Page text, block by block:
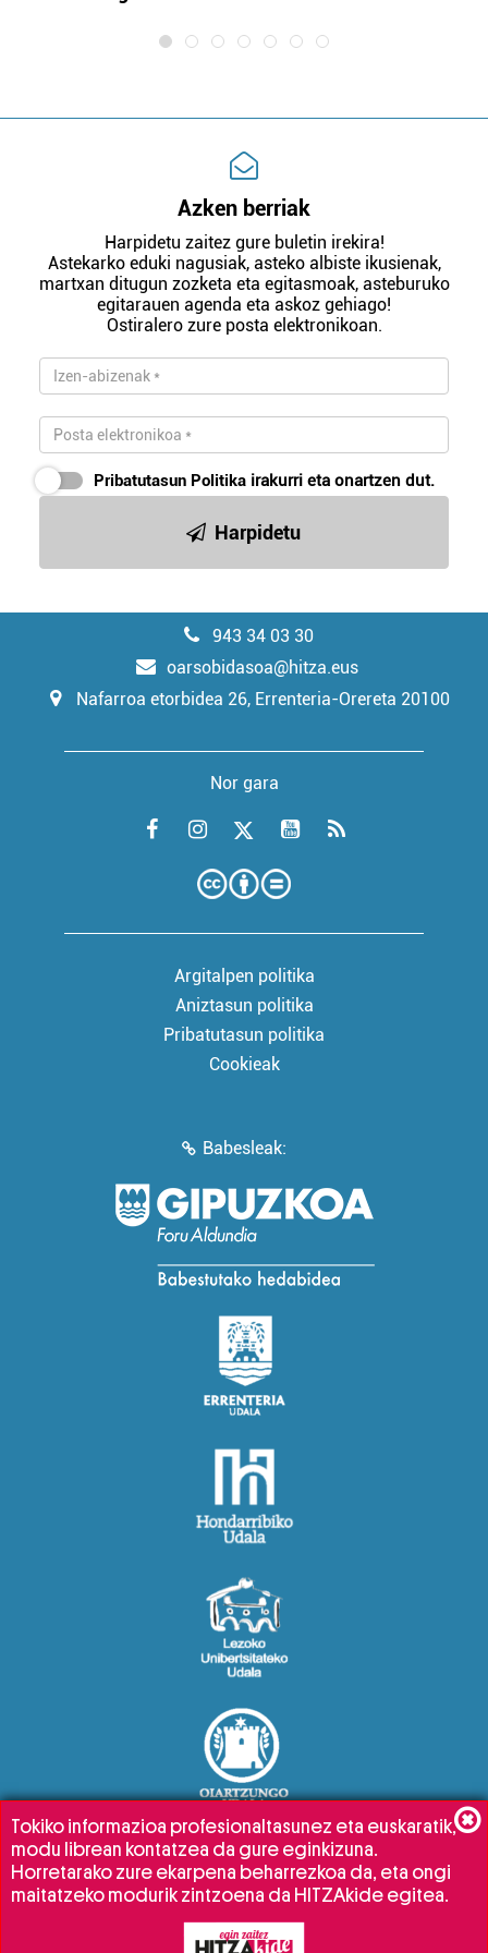
Azken berriak
Harpidetu zaitez gure buletin irekira!
Astekarko eduki nagusiak, asteko albiste ikusienak,
martxan ditugun zozketa eta egitasmoak, asteburuko
egitarauen agenda eta askoz gehiago!
Ostiralero zure posta elektronikoan.
Pribatutasun Politika irakurri eta onartzen dut.
Harpidetu
943 34 03 30
oarsobidasoa@hitza.eus
Nafarroa etorbidea 26, Errenteria-Orereta 20100
Nor gara
Argitalpen politika
Aniztasun politika
Pribatutasun politika
Cookieak
Babesleak:
Tokiko informazioa profesionaltasunez eta euskaratik,
modu librean kontatzea da gure eginkizuna.
Horretarako zure ekarpena beharrezkoa da, eta ongi
maitatzeko modurik zintzoena da HITZAkide egitea.